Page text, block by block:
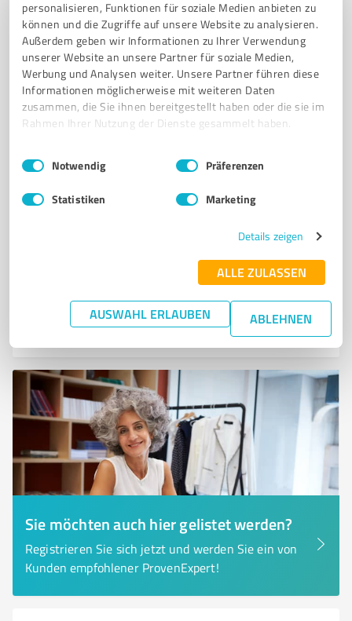
personalisieren, Funktionen für soziale Medien anbieten zu
können und die Zugriffe auf unsere Website zu analysieren.
Außerdem geben wir Informationen zu Ihrer Verwendung
unserer Website an unsere Partner für soziale Medien,
Werbung und Analysen weiter. Unsere Partner führen diese
Informationen möglicherweise mit weiteren Daten
zusammen, die Sie ihnen bereitgestellt haben oder die sie im
Rahmen Ihrer Nutzung der Dienste gesammelt haben.
Impressum Datenschutzbestimmungen
Einwilligungsauswahl
Notwendig Präferenzen
Statistiken Marketing
Details zeigen
ALLE ZULASSEN
AUSWAHL ERLAUBEN ABLEHNEN
5 Dienstleistungen
Vanessa Bloß
Autorin, Selfpublisherin, Buchkonzeptionistin,
Buchdesignerin
BARRIEREFREIE KINDERBÜCHER VORLESEVIDEOS
PLATTFORM FÜR SELFPUBLISHER
www.buch-liebe.de/
0,00 / 5,00
Nicht bewertet0
Sie möchten auch hier gelistet werden?
Registrieren Sie sich jetzt und werden Sie ein von
Kunden empfohlener ProvenExpert!